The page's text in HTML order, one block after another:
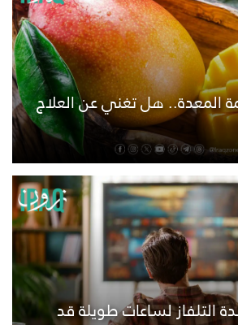
المعدة.. هل تغني عن العلاج
التلفاز لساعات طويلة قد